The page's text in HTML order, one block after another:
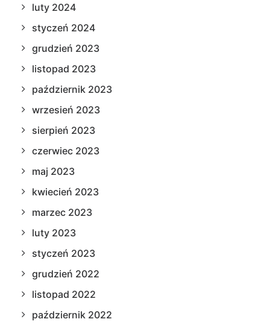
luty 2024
styczeń 2024
grudzień 2023
listopad 2023
październik 2023
wrzesień 2023
sierpień 2023
czerwiec 2023
maj 2023
kwiecień 2023
marzec 2023
luty 2023
styczeń 2023
grudzień 2022
listopad 2022
październik 2022